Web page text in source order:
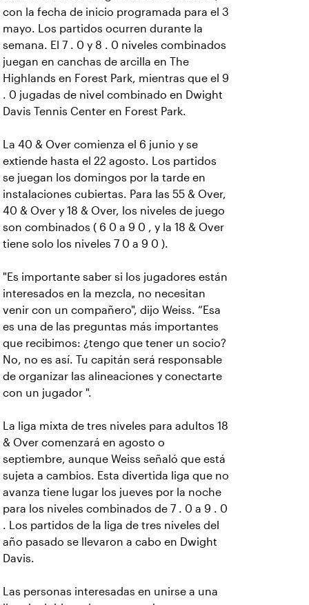
con la fecha de inicio programada para el 3
mayo. Los partidos ocurren durante la
semana. El 7 . 0 y 8 . 0 niveles combinados
juegan en canchas de arcilla en The
Highlands en Forest Park, mientras que el 9
. 0 jugadas de nivel combinado en Dwight
Davis Tennis Center en Forest Park.
La 40 & Over comienza el 6 junio y se
extiende hasta el 22 agosto. Los partidos
se juegan los domingos por la tarde en
instalaciones cubiertas. Para las 55 & Over,
40 & Over y 18 & Over, los niveles de juego
son combinados ( 6 0 a 9 0 , y la 18 & Over
tiene solo los niveles 7 0 a 9 0 ).
"Es importante saber si los jugadores están
interesados en la mezcla, no necesitan
venir con un compañero", dijo Weiss. “Esa
es una de las preguntas más importantes
que recibimos: ¿tengo que tener un socio?
No, no es así. Tu capitán será responsable
de organizar las alineaciones y conectarte
con un jugador ".
La liga mixta de tres niveles para adultos 18
& Over comenzará en agosto o
septiembre, aunque Weiss señaló que está
sujeta a cambios. Esta divertida liga que no
avanza tiene lugar los jueves por la noche
para los niveles combinados de 7 . 0 a 9 . 0
. Los partidos de la liga de tres niveles del
año pasado se llevaron a cabo en Dwight
Davis.
Las personas interesadas en unirse a una